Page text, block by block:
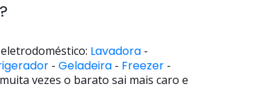
Lavadora-
- Geladeira- Freezer-
vezes o barato sai mais caro e